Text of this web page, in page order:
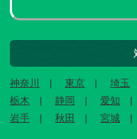
神奈川 東京 埼玉
栃木
静岡 愛知
岩手
秋田 宮城